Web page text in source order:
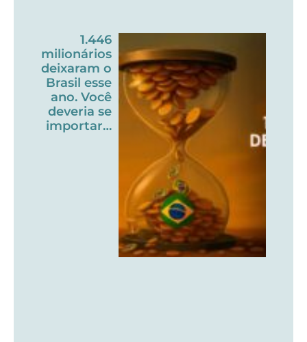
1.446
milionários
deixaram o
Brasil esse
ano. Você
deveria se
importar…